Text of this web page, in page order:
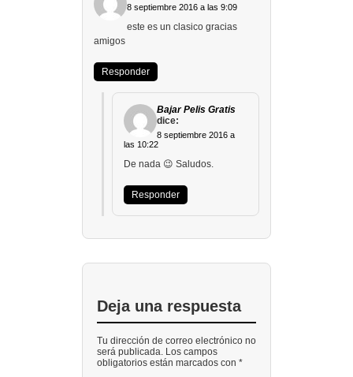
8 septiembre 2016 a las 9:09
este es un clasico gracias
amigos
Responder
Bajar Pelis Gratis
dice:
8 septiembre 2016 a
las 10:22
De nada 😉 Saludos.
Responder
Deja una respuesta
Tu dirección de correo electrónico no
será publicada. Los campos
obligatorios están marcados con *